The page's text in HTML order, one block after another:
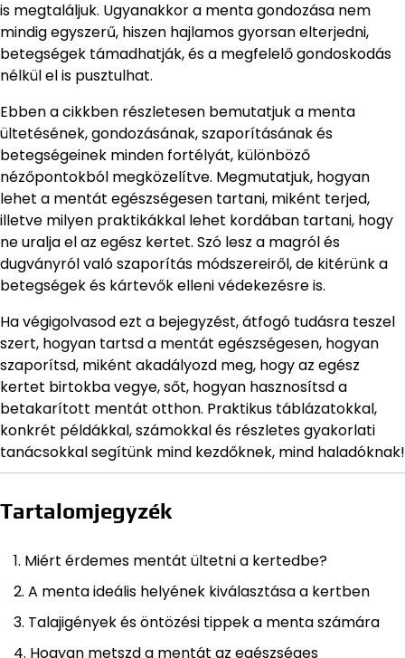
is megtaláljuk. Ugyanakkor a menta gondozása nem
mindig egyszerű, hiszen hajlamos gyorsan elterjedni,
betegségek támadhatják, és a megfelelő gondoskodás
nélkül el is pusztulhat.
Ebben a cikkben részletesen bemutatjuk a menta
ültetésének, gondozásának, szaporításának és
betegségeinek minden fortélyát, különböző
nézőpontokból megközelítve. Megmutatjuk, hogyan
lehet a mentát egészségesen tartani, miként terjed,
illetve milyen praktikákkal lehet kordában tartani, hogy
ne uralja el az egész kertet. Szó lesz a magról és
dugványról való szaporítás módszereiről, de kitérünk a
betegségek és kártevők elleni védekezésre is.
Ha végigolvasod ezt a bejegyzést, átfogó tudásra teszel
szert, hogyan tartsd a mentát egészségesen, hogyan
szaporítsd, miként akadályozd meg, hogy az egész
kertet birtokba vegye, sőt, hogyan hasznosítsd a
betakarított mentát otthon. Praktikus táblázatokkal,
konkrét példákkal, számokkal és részletes gyakorlati
tanácsokkal segítünk mind kezdőknek, mind haladóknak!
Tartalomjegyzék
Miért érdemes mentát ültetni a kertedbe?
A menta ideális helyének kiválasztása a kertben
Talajigények és öntözési tippek a menta számára
Hogyan metszd a mentát az egészséges